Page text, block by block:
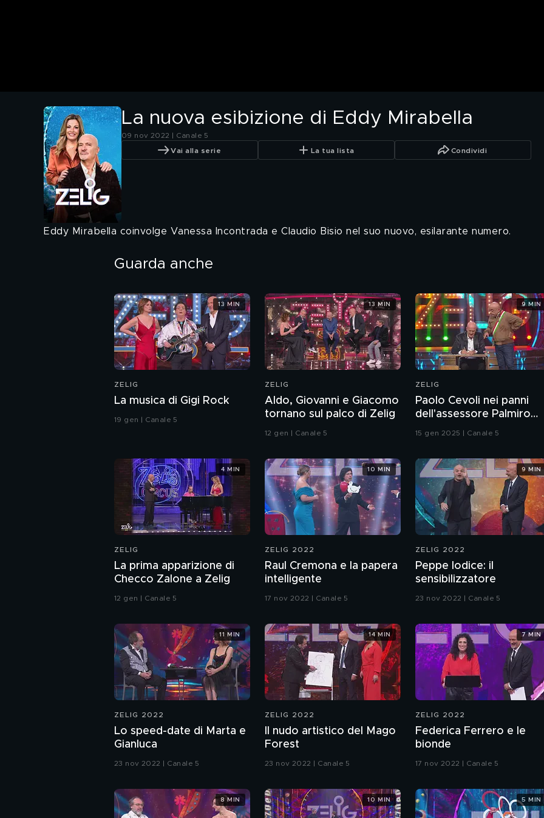
La nuova esibizione di Eddy Mirabella
09 nov 2022 | Canale 5
Vai alla serie La tua lista Condividi
Eddy Mirabella coinvolge Vanessa Incontrada e Claudio Bisio nel suo nuovo, esilarante numero.
Guarda anche
ZELIG
La musica di Gigi Rock
19 gen | Canale 5
13 MIN
ZELIG
Aldo, Giovanni e Giacomo
tornano sul palco di Zelig
12 gen | Canale 5
13 MIN
ZELIG
Paolo Cevoli nei panni
dell'assessore Palmiro
15 gen 2025 | Canale 5
9 MIN
ZELIG
La prima apparizione di
Checco Zalone a Zelig
12 gen | Canale 5
4 MIN
ZELIG 2022
Raul Cremona e la papera
intelligente
17 nov 2022 | Canale 5
10 MIN
ZELIG 2022
Peppe Iodice: il
sensibilizzatore
23 nov 2022 | Canale 5
9 MIN
ZELIG 2022
Lo speed-date di Marta e
Gianluca
23 nov 2022 | Canale 5
11 MIN
ZELIG 2022
Il nudo artistico del Mago
Forest
23 nov 2022 | Canale 5
14 MIN
ZELIG 2022
Federica Ferrero e le
bionde
17 nov 2022 | Canale 5
7 MIN
8 MIN 10 MIN 5 MIN